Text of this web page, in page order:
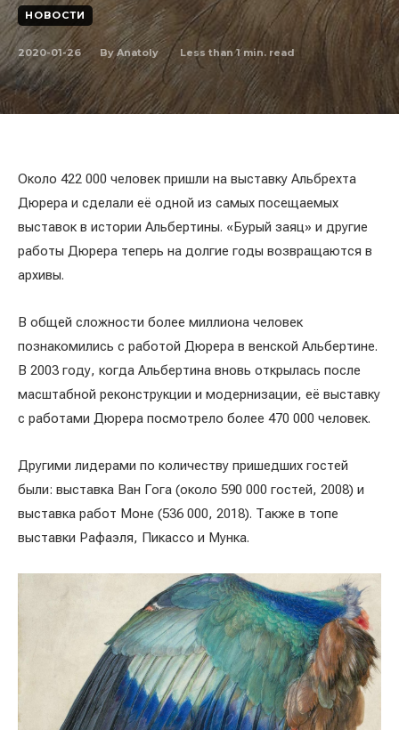
НОВОСТИ
2020-01-26 By Anatoly Less than 1min. read
Около 422 000 человек пришли на выставку Альбрехта
Дюрера и сделали её одной из самых посещаемых
выставок в истории Альбертины. «Бурый заяц» и другие
работы Дюрера теперь на долгие годы возвращаются в
архивы.
В общей сложности более миллиона человек
познакомились с работой Дюрера в венской Альбертине.
В 2003 году, когда Альбертина вновь открылась после
масштабной реконструкции и модернизации, её выставку
с работами Дюрера посмотрело более 470 000 человек.
Другими лидерами по количеству пришедших гостей
были: выставка Ван Гога (около 590 000 гостей, 2008) и
выставка работ Моне (536 000, 2018). Также в топе
выставки Рафаэля, Пикассо и Мунка.